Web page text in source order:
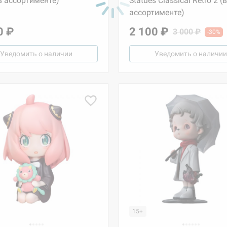
₽
Уведомить о наличии
ассортименте)
2 100 ₽ 3 000 ₽ -30%
Уведомить о наличии
15+